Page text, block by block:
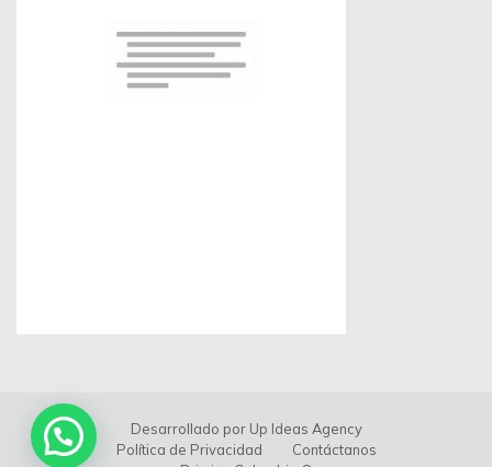
Desarrollado por Up Ideas Agency
Política de Privacidad
Contáctanos